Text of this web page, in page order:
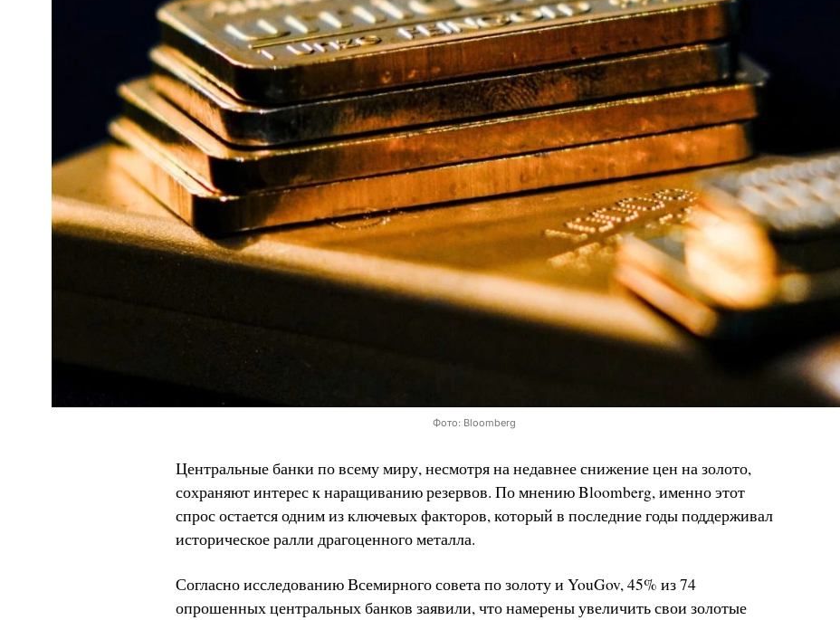
Фото: Bloomberg
Центральные банки по всему миру, несмотря на недавнее снижение цен на золото,
сохраняют интерес к наращиванию резервов. По мнению Bloomberg, именно этот
спрос остается одним из ключевых факторов, который в последние годы поддерживал
историческое ралли драгоценного металла.
Согласно исследованию Всемирного совета по золоту и YouGov, 45% из 74
опрошенных центральных банков заявили, что намерены увеличить свои золотые